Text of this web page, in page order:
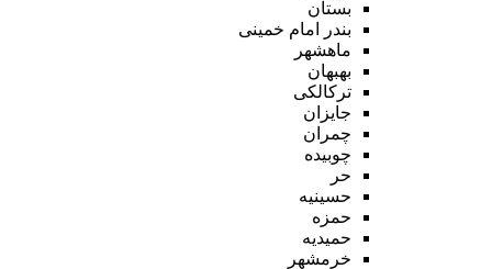
بستان
بندر امام خمینی
ماهشهر
بهبهان
ترکالکی
جایزان
چمران
چوبیده
حر
حسینیه
حمزه
حمیدیه
خرمشهر